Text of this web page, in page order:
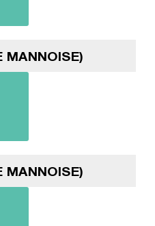
MANNOISE)
MANNOISE)